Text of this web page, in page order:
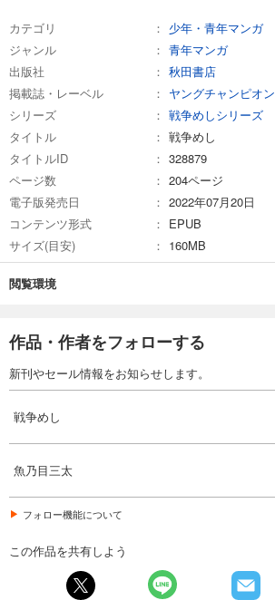
カテゴリ
少年・青年マンガ
ジャンル
青年マンガ
出版社
秋田書店
掲載誌・レーベル
ヤングチャンピオン
シリーズ
戦争めしシリーズ
タイトル
戦争めし
タイトルID
328879
ページ数
204ページ
電子版発売日
2022年07月20日
コンテンツ形式
EPUB
サイズ(目安)
160MB
閲覧環境
作品・作者をフォローする
新刊やセール情報をお知らせします。
戦争めし
魚乃目三太
フォロー機能について
この作品を共有しよう